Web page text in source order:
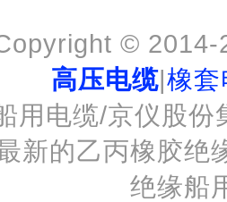
©
高压电缆|橡套
用电缆/京仪股
新的乙丙橡胶绝
绝缘船